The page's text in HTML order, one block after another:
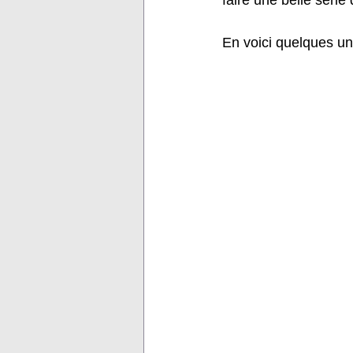
En voici quelques